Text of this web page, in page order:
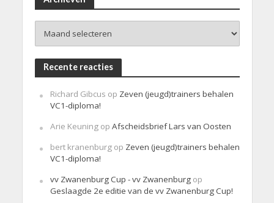
Recente reacties
Richard Gibcus op Zeven (jeugd)trainers behalen
VC1-diploma!
Arie Keuningop Afscheidsbrief Lars van Oosten
bert kranenburgop Zeven (jeugd)trainers behalen
VC1-diploma!
vv Zwanenburg Cup - vv Zwanenburgop
Geslaagde 2e editie van de vv Zwanenburg Cup!